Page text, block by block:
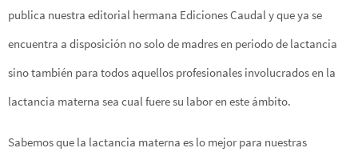
publica nuestra editorial hermana Ediciones Caudal y que ya se
encuentra a disposición no solo de madres en periodo de lactancia
sino también para todos aquellos profesionales involucrados en la
lactancia materna sea cual fuere su labor en este ámbito.
Sabemos que la lactancia materna es lo mejor para nuestras